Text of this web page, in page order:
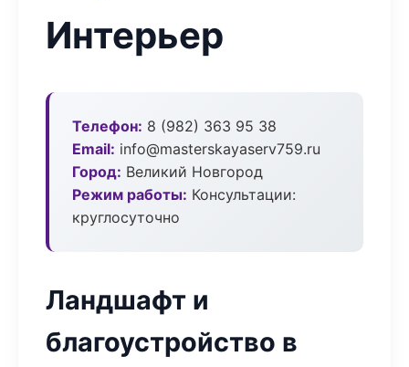
Интерьер
Телефон: 8 (982) 363 95 38
Email: info@masterskayaserv759.ru
Город: Великий Новгород
Режим работы: Консультации:
круглосуточно
Ландшафт и
благоустройство в